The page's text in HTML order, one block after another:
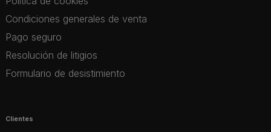
Condiciones generales de venta
Pago seguro
Resolución de litigios
Formulario de desistimiento
Clientes